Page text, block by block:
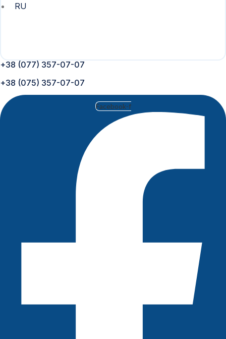
RU
+38 (077) 357-07-07
+38 (075) 357-07-07
Facebook-f